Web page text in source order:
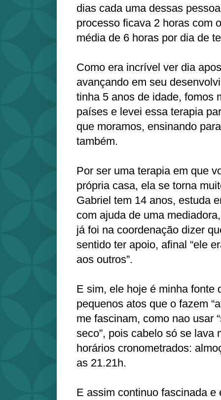
dias cada uma dessas
processo ficava 2 horas com
média de 6 horas por dia de
Como era incrível ver dia
avançando em seu
tinha 5 anos de idade, fomos
países e levei essa terapia
que moramos, ensinando
também.
Por ser uma terapia em que
própria casa, ela se torna
Gabriel tem 14 anos, estuda
com ajuda de uma
já foi na coordenação dizer
sentido ter apoio, afinal “ele
aos outros”.
E sim, ele hoje é minha fonte
pequenos atos que o fazem
me fascinam, como nao usar
seco”, pois cabelo só se lava
horários cronometrados:
as 21.21h.
E assim continuo fascinada e